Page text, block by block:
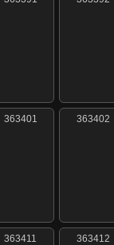
363401 363402
363411 363412